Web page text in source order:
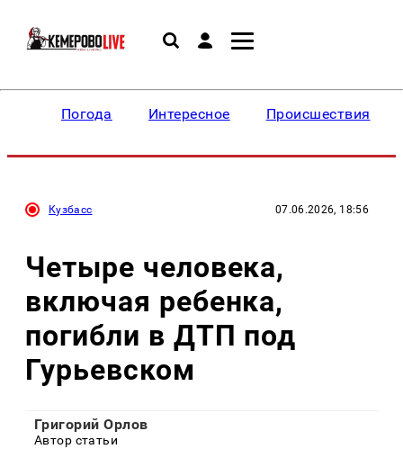
Погода Интересное Происшествия
Кузбасс 07.06.2026, 18:56
Четыре человека,
включая ребенка,
погибли в ДТП под
Гурьевском
Григорий Орлов
Автор статьи